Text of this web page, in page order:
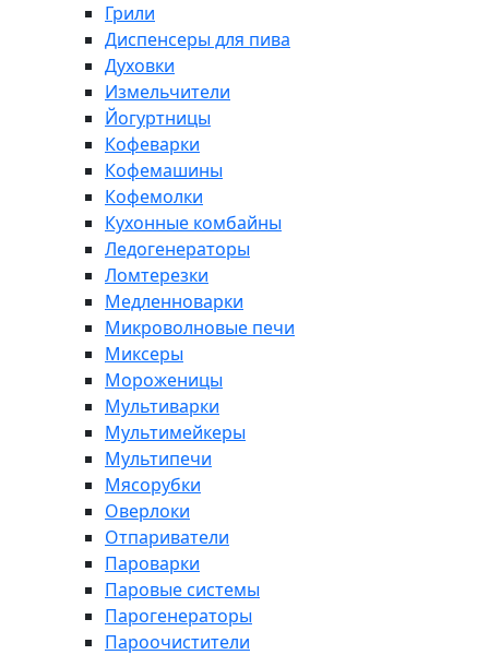
Грили
Диспенсеры для пива
Духовки
Измельчители
Йогуртницы
Кофеварки
Кофемашины
Кофемолки
Кухонные комбайны
Ледогенераторы
Ломтерезки
Медленноварки
Микроволновые печи
Миксеры
Мороженицы
Мультиварки
Мультимейкеры
Мультипечи
Мясорубки
Оверлоки
Отпариватели
Пароварки
Паровые системы
Парогенераторы
Пароочистители